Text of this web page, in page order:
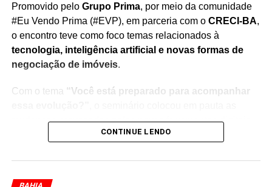
Promovido pelo Grupo Prima, por meio da comunidade
#Eu Vendo Prima (#EVP), em parceria com o CRECI-BA,
o encontro teve como foco temas relacionados à
tecnologia, inteligência artificial e novas formas de
negociação de imóveis.
Com o tema “Você está preparado para acompanhar
mudanças provocadas pelas novas ferramentas digitais
na jornada de compra e venda, além dos impactos
de imóveis.
CONTINUE LENDO